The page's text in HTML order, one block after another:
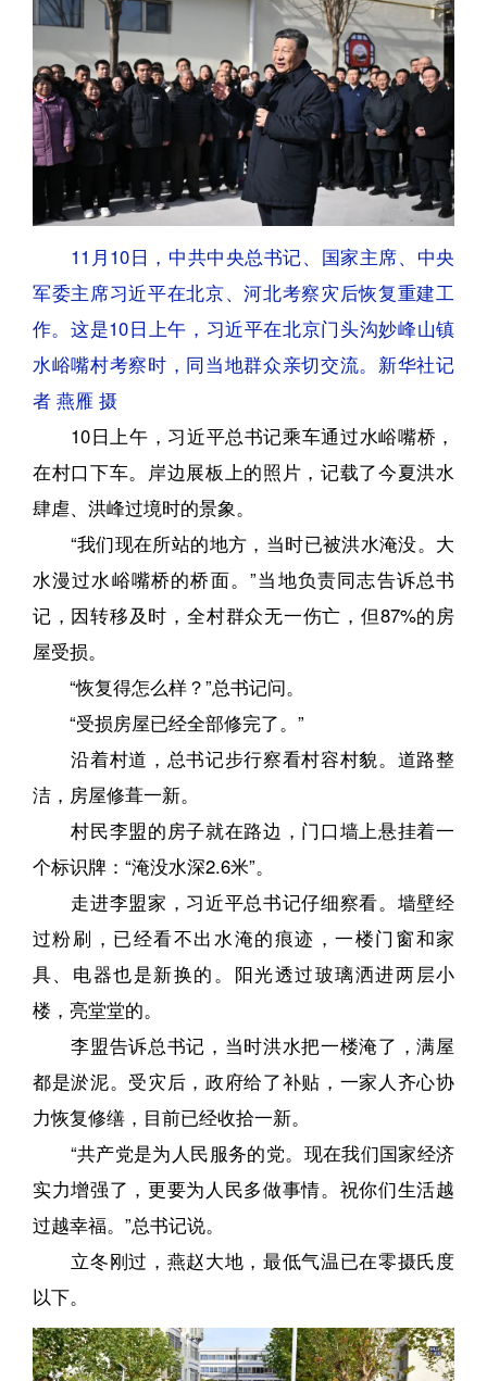
11月10日，中共中央总书记、国家主席、中央
军委主席习近平在北京、河北考察灾后恢复重建工
作。这是10日上午，习近平在北京门头沟妙峰山镇
水峪嘴村考察时，同当地群众亲切交流。新华社记
者 燕雁 摄
10日上午，习近平总书记乘车通过水峪嘴桥，
在村口下车。岸边展板上的照片，记载了今夏洪水
肆虐、洪峰过境时的景象。
“我们现在所站的地方，当时已被洪水淹没。大
水漫过水峪嘴桥的桥面。”当地负责同志告诉总书
记，因转移及时，全村群众无一伤亡，但87%的房
屋受损。
“恢复得怎么样？”总书记问。
“受损房屋已经全部修完了。”
沿着村道，总书记步行察看村容村貌。道路整
洁，房屋修葺一新。
村民李盟的房子就在路边，门口墙上悬挂着一
个标识牌：“淹没水深2.6米”。
走进李盟家，习近平总书记仔细察看。墙壁经
过粉刷，已经看不出水淹的痕迹，一楼门窗和家
具、电器也是新换的。阳光透过玻璃洒进两层小
楼，亮堂堂的。
李盟告诉总书记，当时洪水把一楼淹了，满屋
都是淤泥。受灾后，政府给了补贴，一家人齐心协
力恢复修缮，目前已经收拾一新。
“共产党是为人民服务的党。现在我们国家经济
实力增强了，更要为人民多做事情。祝你们生活越
过越幸福。”总书记说。
立冬刚过，燕赵大地，最低气温已在零摄氏度
以下。